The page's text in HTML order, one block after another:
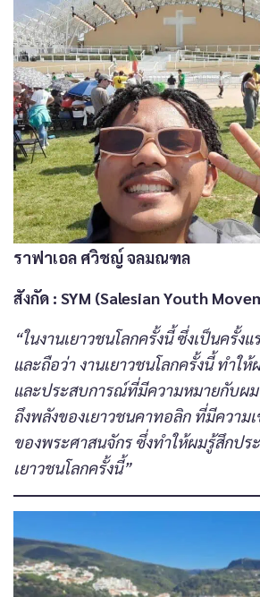
ราฟาเอล ศวิชญ์ จลมณฑล
สังกัด : SYM (Salesian Youth
“ในงานเยาวชนโลกครั้งนี้ ซึ่งเป็นครั้ง
และถือว่า งานเยาวชนโลกครั้งนี้ ทำใ
และประสบการณ์ที่มีความหมายกับผม
ถึงพลังของเยาวชนคาทอลิก ที่มีความ
ของพระศาสนจักร ซึ่งทำให้ผมรู้สึกปร
เยาวชนโลกครั้งนี้”